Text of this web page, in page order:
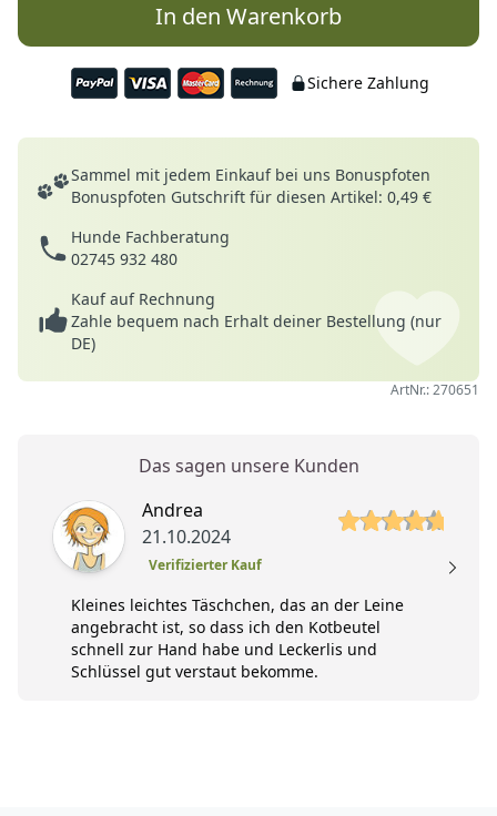
In den Warenkorb
Sichere Zahlung
Deine Vorteile
Sammel mit jedem Einkauf bei uns Bonuspfoten
Bonuspfoten Gutschrift für diesen Artikel: 0,49 €
Hunde Fachberatung
02745 932 480
Kauf auf Rechnung
Zahle bequem nach Erhalt deiner Bestellung (nur
DE)
ArtNr.: 270651
Das sagen unsere Kunden
Andrea
21.10.2024
Verifizierter Kauf
5 von 5 Sterne
Kleines leichtes Täschchen, das an der Leine
angebracht ist, so dass ich den Kotbeutel
schnell zur Hand habe und Leckerlis und
Schlüssel gut verstaut bekomme.